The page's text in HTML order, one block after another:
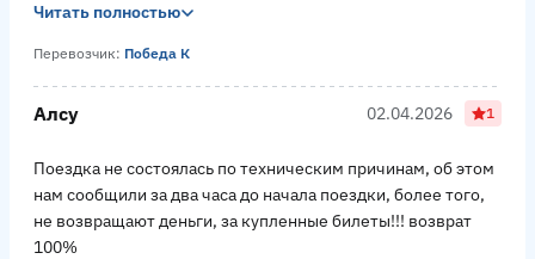
Читать полностью
Перевозчик: Победа К
Алсу 02.04.2026 1
Поездка не состоялась по техническим причинам, об этом
нам сообщили за два часа до начала поездки, более того,
не возвращают деньги, за купленные билеты!!! возврат
100%